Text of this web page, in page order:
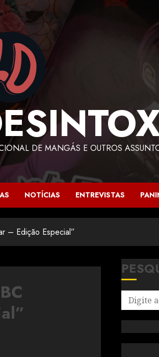
DE MANGÁS E OUTROS
NOTÍCIAS ENTREVISTAS
– Edição Especial”